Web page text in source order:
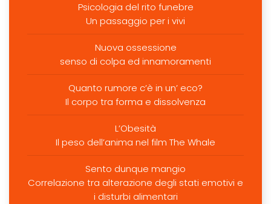
Psicologia del rito funebre
Un passaggio per i vivi
Nuova ossessione
senso di colpa ed innamoramenti
Quanto rumore c’è in un’ eco?
Il corpo tra forma e dissolvenza
L’Obesità
Il peso dell’anima nel film The Whale
Sento dunque mangio
Correlazione tra alterazione degli stati emotivi e
i disturbi alimentari